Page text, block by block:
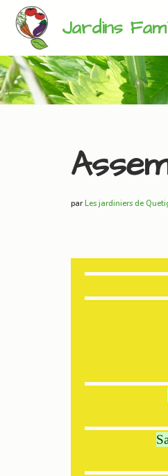
Aller
au
contenu
Jardins
parLes jardiniers de